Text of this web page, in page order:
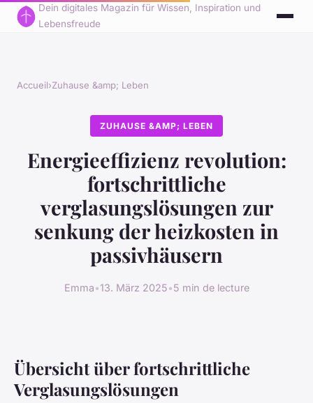
Dein digitales Magazin für Wissen, Inspiration und
Lebensfreude
Accueil›Zuhause &amp; Leben
ZUHAUSE &AMP; LEBEN
Energieeffizienz revolution:
fortschrittliche
verglasungslösungen zur
senkung der heizkosten in
passivhäusern
Emma•13. März 2025•5 min de lecture
Übersicht über fortschrittliche
Verglasungslösungen